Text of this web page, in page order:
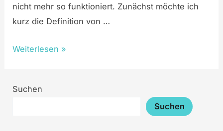
nicht mehr so funktioniert. Zunächst möchte ich
kurz die Definition von …
Weiterlesen »
Suchen
Suchen